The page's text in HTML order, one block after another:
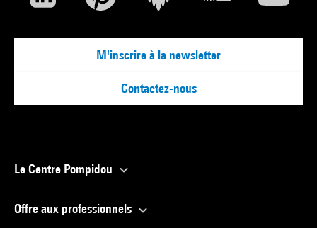
M'inscrire à la newsletter
Contactez-nous
Le Centre Pompidou
Offre aux professionnels